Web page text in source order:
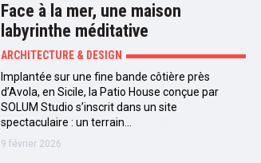
Face à la mer, une maison
labyrinthe méditative
ARCHITECTURE & DESIGN
Implantée sur une fine bande côtière près
d’Avola, en Sicile, la Patio House conçue par
SOLUM Studio s’inscrit dans un site
spectaculaire : un terrain…
9 février 2026